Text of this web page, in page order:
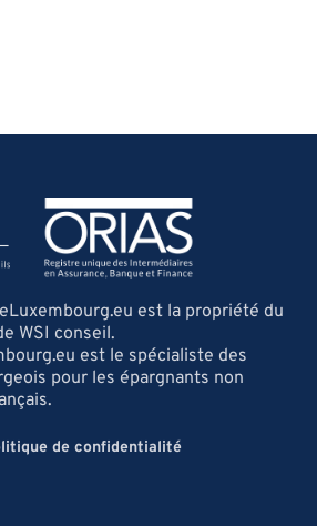
est la propriété du
WSI conseil.
est le spécialiste des
pour les épargnants non
de confidentialité